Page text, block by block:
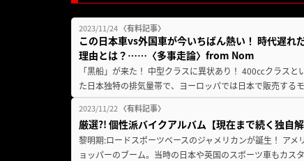
2023/11/24 〈有料記事〉
この日本車vs外国車が今いちばん熱い！ 時代遅れ
理由とは？……〈多事走論〉from Nom
「黒船」が来た！ 中型クラスに異状あり！ 400㏄クラス
た日本独特の排気量帯で、ヨーロッパでは日本で販売す
2023/11/22 〈有料記事〉
厳選?! 個性派バイクアルバム【現在まで続く独自
黎明期:ロードスポーツベースのジャメリカンが誕生！ ア
ョッパーのブーム。当時の日本や英国のスポーツ車もカ